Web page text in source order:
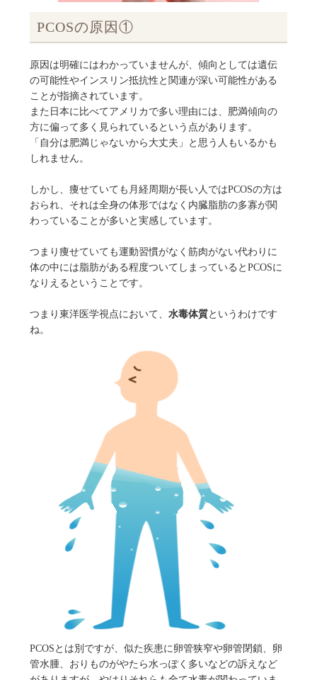
PCOSの原因①
原因は明確にはわかっていませんが、傾向としては遺伝
の可能性やインスリン抵抗性と関連が深い可能性がある
ことが指摘されています。
また日本に比べてアメリカで多い理由には、肥満傾向の
方に偏って多く見られているという点があります。
「自分は肥満じゃないから大丈夫」と思う人もいるかも
しれません。
しかし、痩せていても月経周期が長い人ではPCOSの方は
おられ、それは全身の体形ではなく内臓脂肪の多寡が関
わっていることが多いと実感しています。
つまり痩せていても運動習慣がなく筋肉がない代わりに
体の中には脂肪がある程度ついてしまっているとPCOSに
なりえるということです。
つまり東洋医学視点において、水毒体質というわけです
ね。
PCOSとは別ですが、似た疾患に卵管狭窄や卵管閉鎖、卵
管水腫、おりものがやたら水っぽく多いなどの訴えなど